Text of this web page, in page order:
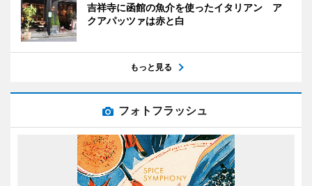
吉祥寺に函館の魚介を使ったイタリアン ア
クアパッツァは赤と白
もっと見る
フォトフラッシュ